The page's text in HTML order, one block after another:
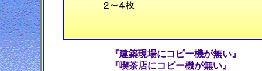
『建築現場にコピー機が無い』
『喫茶店にコピー機が無い』